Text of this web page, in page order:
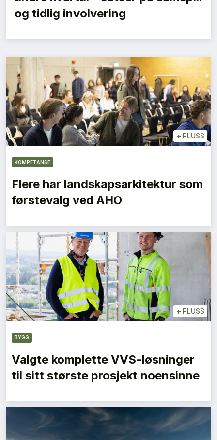
og tidlig involvering
+ PLUSS
KOMPETANSE
Flere har landskapsarkitektur som
førstevalg ved AHO
+ PLUSS
BYGG
Valgte komplette VVS-løsninger
til sitt største prosjekt noensinne